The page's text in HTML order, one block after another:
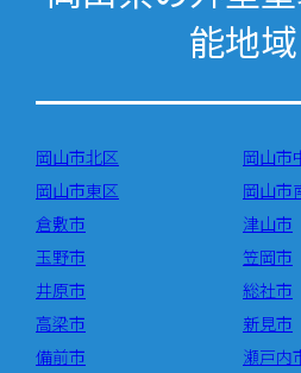
能地域
岡山市北区
岡山市
岡山市東区
岡山市
倉敷市
津山市
玉野市
笠岡市
井原市
総社市
高梁市
新見市
備前市
瀬戸内